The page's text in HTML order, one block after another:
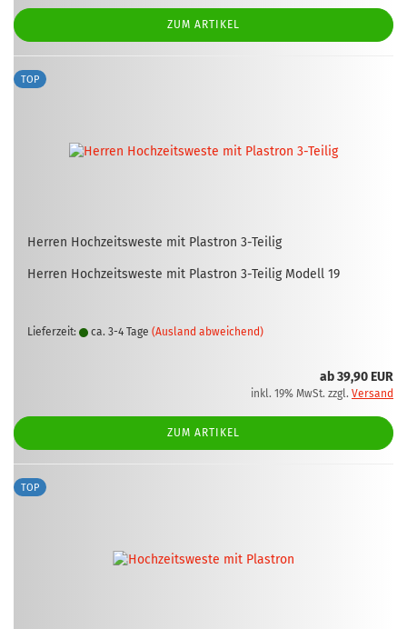
ZUM ARTIKEL
TOP
Her­ren Hoch­zeits­wes­te mit Plas­tron 3-​Tei­lig
Her­ren Hoch­zeits­wes­te mit Plas­tron 3-​Teilig Mo­dell 19
Lieferzeit: ca. 3-4 Tage (Ausland abweichend)
ab 39,90 EUR
inkl. 19% MwSt. zzgl. Versand
ZUM ARTIKEL
TOP